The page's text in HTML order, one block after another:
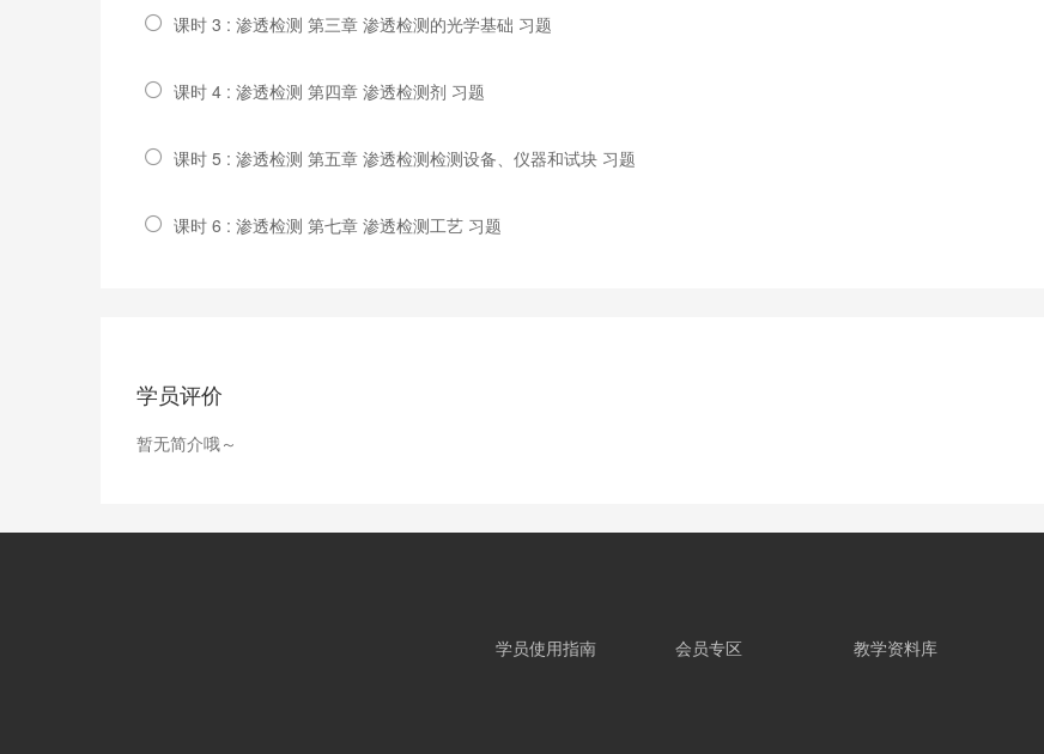
课时 3 : 渗透检测 第三章 渗透检测的光学基础 习题
课时 4 : 渗透检测 第四章 渗透检测剂 习题
课时 5 : 渗透检测 第五章 渗透检测检测设备、仪器和试块 习题
课时 6 : 渗透检测 第七章 渗透检测工艺 习题
学员评价
暂无简介哦～
学员使用指南 会员专区 教学资料库